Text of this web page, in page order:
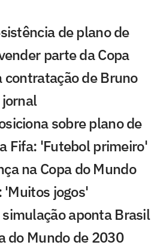
de plano de
parte da Copa
contratação de Bruno
sobre plano de
Fifa: 'Futebol primeiro'
na Copa do Mundo
'Muitos jogos'
aponta Brasil
do Mundo de 2030